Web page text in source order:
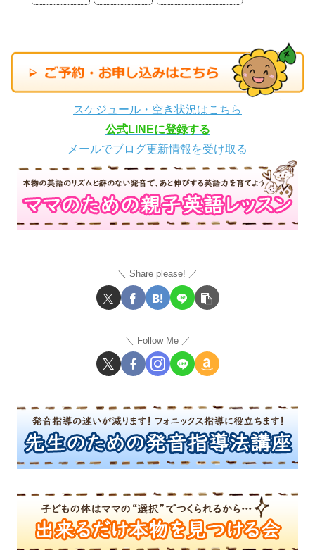
スケジュール・空き状況はこちら
公式LINEに登録する
メールでブログ更新情報を受け取る
Share please!
Follow Me